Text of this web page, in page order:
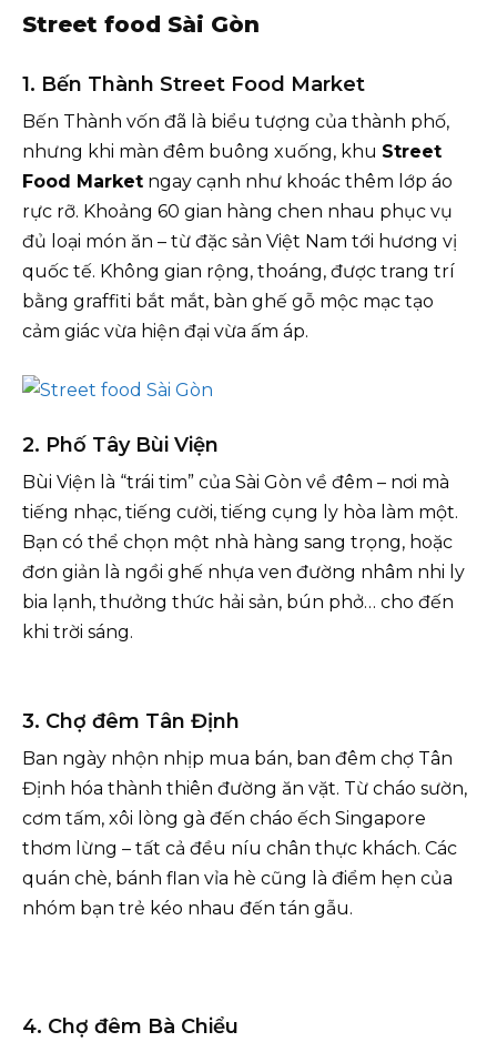
Street food Sài Gòn
1. Bến Thành Street Food Market
Bến Thành vốn đã là biểu tượng của thành phố,
nhưng khi màn đêm buông xuống, khu Street
Food Market ngay cạnh như khoác thêm lớp áo
rực rỡ. Khoảng 60 gian hàng chen nhau phục vụ
đủ loại món ăn – từ đặc sản Việt Nam tới hương vị
quốc tế. Không gian rộng, thoáng, được trang trí
bằng graffiti bắt mắt, bàn ghế gỗ mộc mạc tạo
cảm giác vừa hiện đại vừa ấm áp.
2. Phố Tây Bùi Viện
Bùi Viện là “trái tim” của Sài Gòn về đêm – nơi mà
tiếng nhạc, tiếng cười, tiếng cụng ly hòa làm một.
Bạn có thể chọn một nhà hàng sang trọng, hoặc
đơn giản là ngồi ghế nhựa ven đường nhâm nhi ly
bia lạnh, thưởng thức hải sản, bún phở… cho đến
khi trời sáng.
3. Chợ đêm Tân Định
Ban ngày nhộn nhịp mua bán, ban đêm chợ Tân
Định hóa thành thiên đường ăn vặt. Từ cháo sườn,
cơm tấm, xôi lòng gà đến cháo ếch Singapore
thơm lừng – tất cả đều níu chân thực khách. Các
quán chè, bánh flan vỉa hè cũng là điểm hẹn của
nhóm bạn trẻ kéo nhau đến tán gẫu.
4. Chợ đêm Bà Chiểu